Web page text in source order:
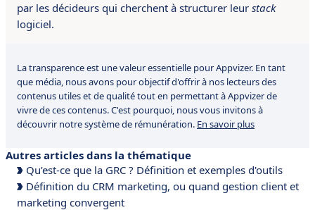
par les décideurs qui cherchent à structurer leur stack
logiciel.
La transparence est une valeur essentielle pour Appvizer. En tant
que média, nous avons pour objectif d'offrir à nos lecteurs des
contenus utiles et de qualité tout en permettant à Appvizer de
vivre de ces contenus. C'est pourquoi, nous vous invitons à
découvrir notre système de rémunération. En savoir plus
Autres articles dans la thématique
Qu’est-ce que la GRC ? Définition et exemples d'outils
Définition du CRM marketing, ou quand gestion client et
marketing convergent